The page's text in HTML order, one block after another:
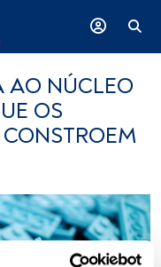
AO NÚCLEO
OS
CONSTROEM